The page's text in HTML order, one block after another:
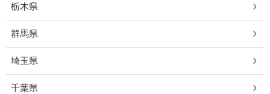
栃木県
群馬県
埼玉県
千葉県